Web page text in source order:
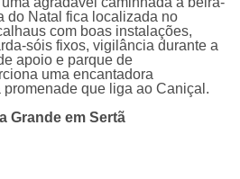
do Natal fica localizada no
com boas instalações,
sóis fixos, vigilância durante a
apoio e parque de
uma encantadora
que liga ao Caniçal.
Grande em Sertã